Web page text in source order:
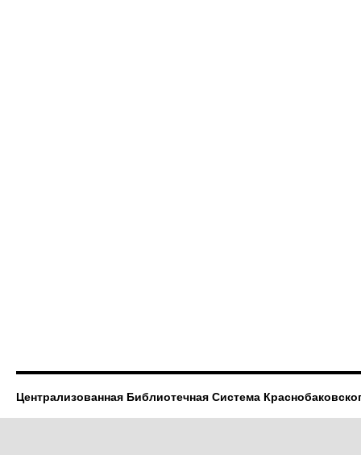
Централизованная Библиотечная Система